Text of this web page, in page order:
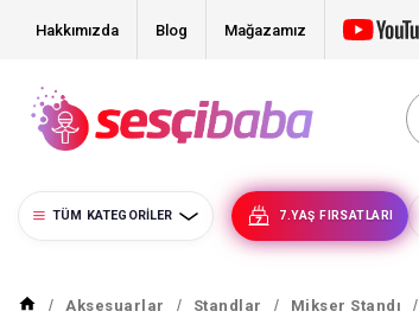
Hakkımızda Blog Mağazamız
TÜM KATEGORILER 7.YAŞ FIRSATLARI
Aksesuarlar Standlar Mikser Standı